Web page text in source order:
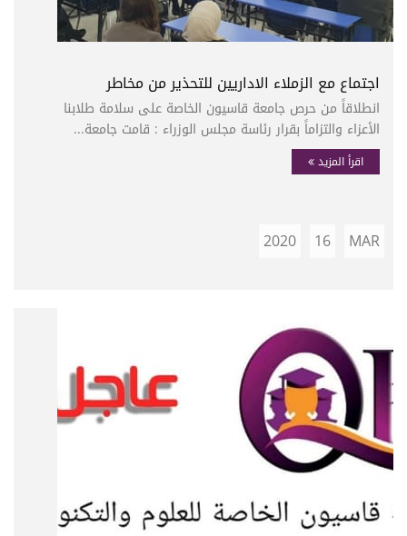
اجتماع مع الزملاء الاداريين للتحذير من مخاطر
انطلاقاً من حرص جامعة قاسيون الخاصة على سلامة طلابنا
الأعزاء والتزاماً بقرار رئاسة مجلس الوزراء : قامت جامعة...
اقرأ المزيد
MAR
16
2020